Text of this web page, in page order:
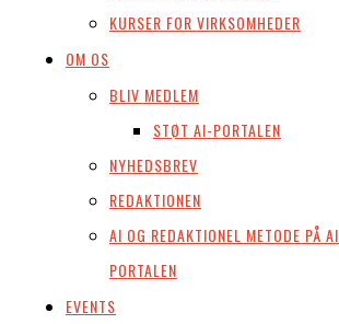
KURSER FOR VIRKSOMHEDER
OM OS
BLIV MEDLEM
STØT AI-PORTALEN
NYHEDSBREV
REDAKTIONEN
AI OG REDAKTIONEL METODE PÅ AI
PORTALEN
EVENTS